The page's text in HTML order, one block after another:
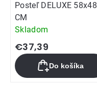
Posteľ DELUXE 58x48
CM
Skladom
€37,39
Do košíka